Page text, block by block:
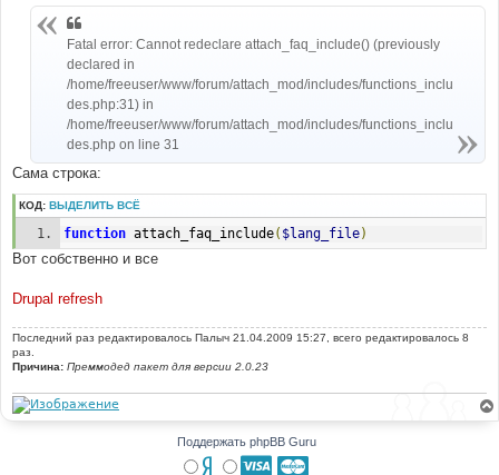
Fatal error: Cannot redeclare attach_faq_include() (previously
declared in
/home/freeuser/www/forum/attach_mod/includes/functions_inclu
des.php:31) in
/home/freeuser/www/forum/attach_mod/includes/functions_inclu
des.php on line 31
Сама строка:
КОД: ВЫДЕЛИТЬ ВСЁ
function attach_faq_include( $lang_file)
Вот собственно и все
Drupal refresh
Последний раз редактировалось Палыч 21.04.2009 15:27, всего редактировалось 8
раз.
Причина: Преммодед пакет для версии 2.0.23
Поддержать phpBB Guru